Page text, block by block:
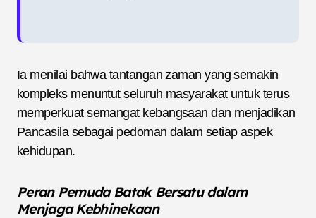
Ia menilai bahwa tantangan zaman yang semakin
kompleks menuntut seluruh masyarakat untuk terus
memperkuat semangat kebangsaan dan menjadikan
Pancasila sebagai pedoman dalam setiap aspek
kehidupan.
Peran Pemuda Batak Bersatu dalam
Menjaga Kebhinekaan